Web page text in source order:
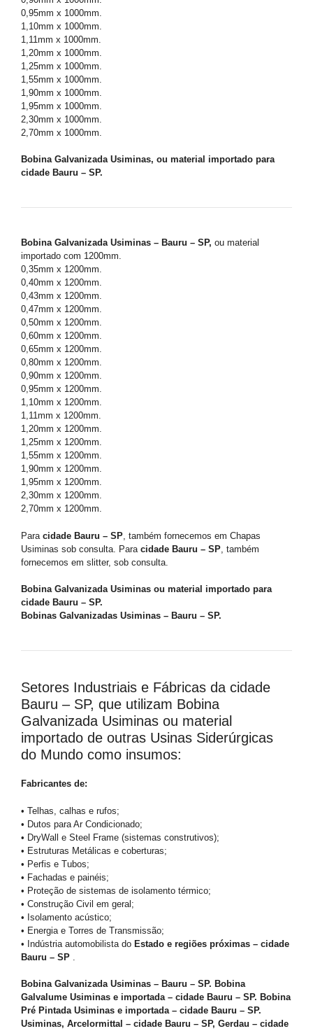
0,95mm x 1000mm.
1,10mm x 1000mm.
1,11mm x 1000mm.
1,20mm x 1000mm.
1,25mm x 1000mm.
1,55mm x 1000mm.
1,90mm x 1000mm.
1,95mm x 1000mm.
2,30mm x 1000mm.
2,70mm x 1000mm.
Bobina Galvanizada Usiminas, ou material importado para
cidade Bauru – SP.
Bobina Galvanizada Usiminas – Bauru – SP, ou material
importado com 1200mm.
0,35mm x 1200mm.
0,40mm x 1200mm.
0,43mm x 1200mm.
0,47mm x 1200mm.
0,50mm x 1200mm.
0,60mm x 1200mm.
0,65mm x 1200mm.
0,80mm x 1200mm.
0,90mm x 1200mm.
0,95mm x 1200mm.
1,10mm x 1200mm.
1,11mm x 1200mm.
1,20mm x 1200mm.
1,25mm x 1200mm.
1,55mm x 1200mm.
1,90mm x 1200mm.
1,95mm x 1200mm.
2,30mm x 1200mm.
2,70mm x 1200mm.
Para cidade Bauru – SP , também fornecemos em Chapas
Usiminas sob consulta. Para cidade Bauru – SP , também
fornecemos em slitter, sob consulta.
Bobina Galvanizada Usiminas ou material importado para
cidade Bauru – SP.
Bobinas Galvanizadas Usiminas – Bauru – SP.
Setores Industriais e Fábricas da cidade
Bauru – SP, que utilizam Bobina
Galvanizada Usiminas ou material
importado de outras Usinas Siderúrgicas
do Mundo como insumos:
Fabricantes de:
• Telhas, calhas e rufos;
• Dutos para Ar Condicionado;
• DryWall e Steel Frame (sistemas construtivos);
• Estruturas Metálicas e coberturas;
• Perfis e Tubos;
• Fachadas e painéis;
• Proteção de sistemas de isolamento térmico;
• Construção Civil em geral;
• Isolamento acústico;
• Energia e Torres de Transmissão;
• Indústria automobilista do Estado e regiões próximas – cidade
Bauru – SP
Bobina Galvanizada Usiminas – Bauru – SP. Bobina
Galvalume Usiminas e importada – cidade Bauru – SP. Bobina
Pré Pintada Usiminas e importada – cidade Bauru – SP.
Usiminas, Arcelormittal – cidade Bauru – SP, Gerdau – cidade